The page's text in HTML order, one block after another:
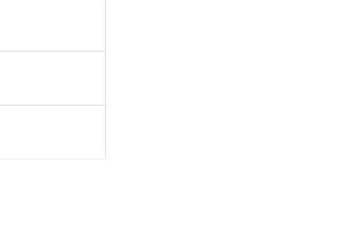
開闔時金
轉軸 ，
框與轉